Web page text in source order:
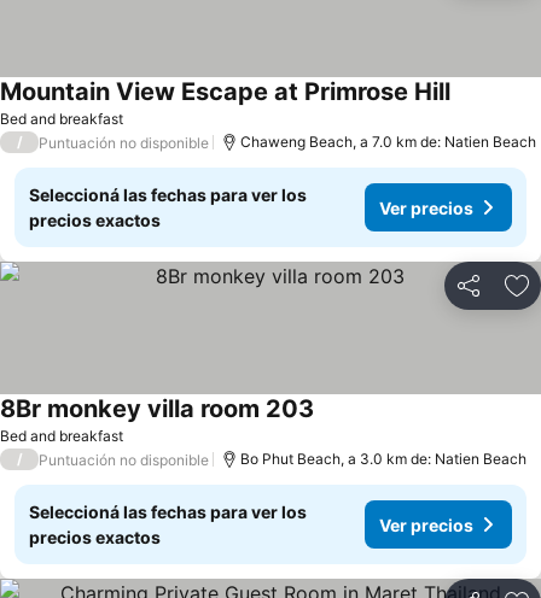
Bed and breakfast
Mountain View Escape at Primrose Hill
/ Puntuación no disponible Chaweng Beach, a 7.0 km de: Natien Beach
Seleccioná las fechas para ver los
precios exactos
Ver precios
Compartir
Bed and breakfast
8Br monkey villa room 203
/ Puntuación no disponible Bo Phut Beach, a 3.0 km de: Natien Beach
Seleccioná las fechas para ver los
precios exactos
Ver precios